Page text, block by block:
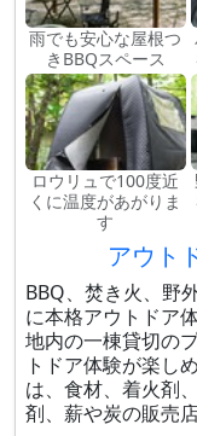
雨でも安心な屋根つ
きBBQスペース
ロウリュで100度近
くに温度があがりま
す
アウト
BBQ、焚き火、野
に本格アウトドア
地内の一棟貸切の
トドア体験が楽し
は、食材、着火剤
剤、薪や炭の販売